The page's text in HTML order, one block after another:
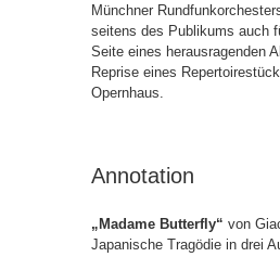
Münchner
seitens des Publikums auch
Seite eines herausragenden
Reprise eines
Opernhaus.
Annotation
„Madame Butterfly“ von
Japanische Tragödie in drei